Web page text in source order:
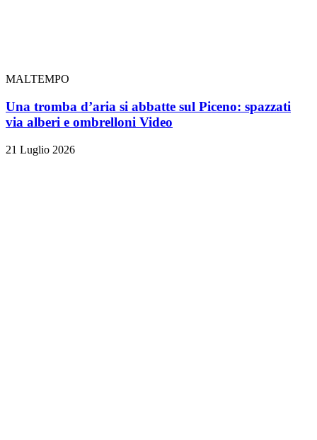
MALTEMPO
Una tromba d’aria si abbatte sul Piceno: spazzati
via alberi e ombrelloni Video
21 Luglio 2026